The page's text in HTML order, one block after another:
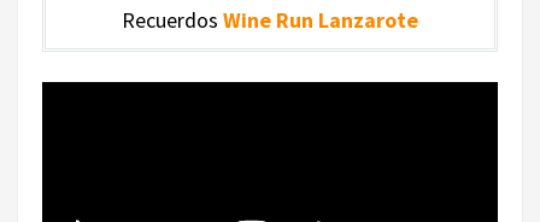
Recuerdos Wine Run Lanzarote